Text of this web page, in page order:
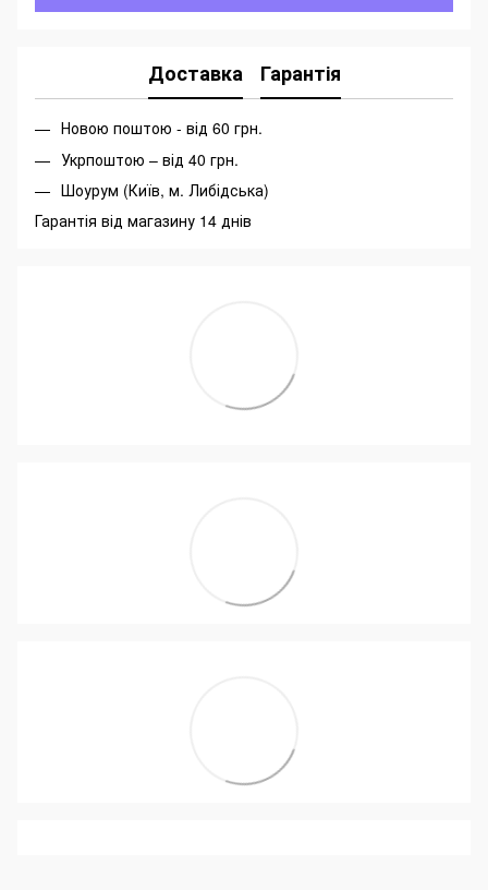
Доставка Гарантія
Новою поштою - від 60 грн.
Укрпоштою – від 40 грн.
Шоурум (Київ, м. Либідська)
Гарантія від магазину 14 днів